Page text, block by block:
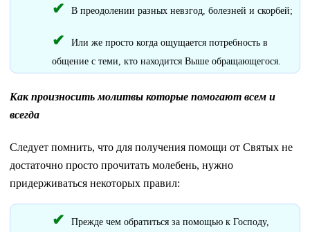
В преодолении разных невзгод, болезней и скорбей;
Или же просто когда ощущается потребность в
общение с теми, кто находится Выше обращающегося.
Как произносить молитвы которые помогают всем и
всегда
Следует помнить, что для получения помощи от Святых не
достаточно просто прочитать молебень, нужно
придерживаться некоторых правил:
Прежде чем обратиться за помощью к Господу,